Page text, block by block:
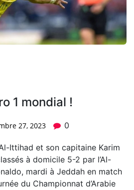
1 mondial !
27, 2023 0
Ittihad et son capitaine Karim
à domicile 5-2 par l’Al-
mardi à Jeddah en match
du Championnat d’Arabie